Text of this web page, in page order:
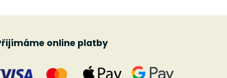
online platby